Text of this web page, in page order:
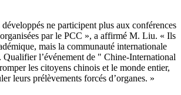
ne participent plus aux conférences
par le PCC », a affirmé M. Liu. « Ils
mais la communauté internationale
Qualifier l’événement de " Chine-International
les citoyens chinois et le monde entier,
leurs prélèvements forcés d’organes. »